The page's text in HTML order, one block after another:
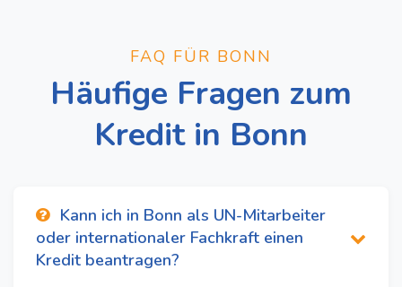
FAQ FÜR BONN
Häufige Fragen zum
Kredit in Bonn
Kann ich in Bonn als UN-Mitarbeiter
oder internationaler Fachkraft einen
Kredit beantragen?